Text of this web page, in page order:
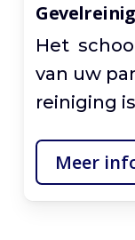
Het
van uw
reiniging
Meer